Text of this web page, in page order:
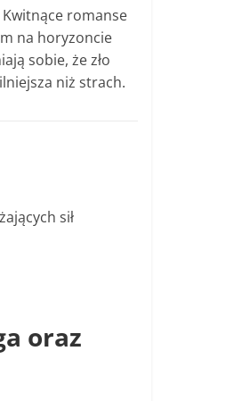
Kwitnące romanse
na horyzoncie
sobie, że zło
niż strach.
sił
oraz